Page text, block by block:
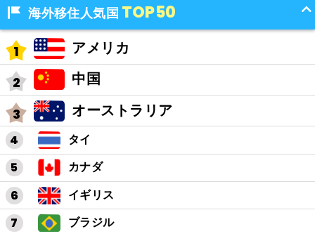
海外移住人気国 TOP50
アメリカ
中国
オーストラリア
タイ
カナダ
イギリス
ブラジル